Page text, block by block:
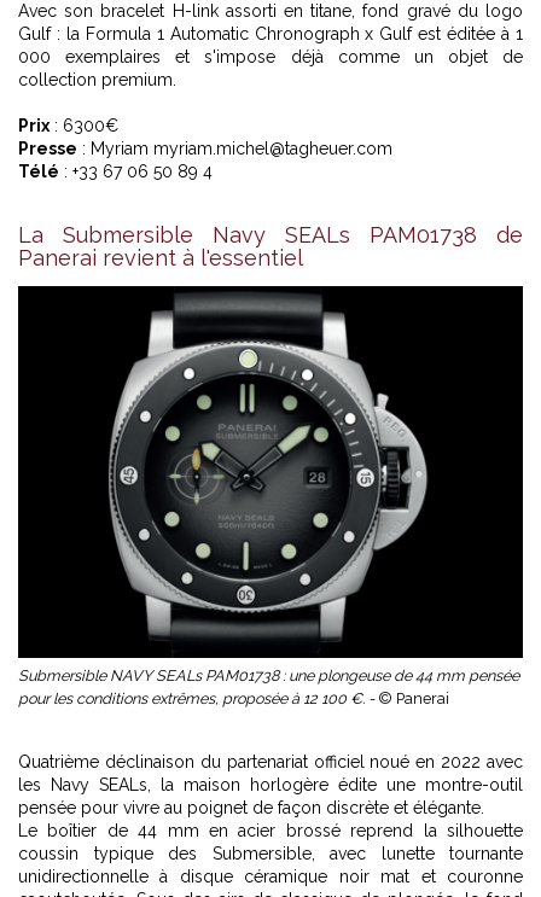
Avec son bracelet H-link assorti en titane, fond gravé du logo
Gulf : la Formula 1 Automatic Chronograph x Gulf est éditée à 1
000 exemplaires et s'impose déjà comme un objet de
collection premium.
Prix : 6300€
Presse : Myriam myriam.michel@tagheuer.com
Télé : +33 67 06 50 89 4
La Submersible Navy SEALs PAM01738 de
Panerai revient à l'essentiel
Submersible NAVY SEALs PAM01738 : une plongeuse de 44 mm pensée
pour les conditions extrêmes, proposée à 12 100 €. - © Panerai
Quatrième déclinaison du partenariat officiel noué en 2022 avec
les Navy SEALs, la maison horlogère édite une montre-outil
pensée pour vivre au poignet de façon discrète et élégante.
Le boîtier de 44 mm en acier brossé reprend la silhouette
coussin typique des Submersible, avec lunette tournante
unidirectionnelle à disque céramique noir mat et couronne